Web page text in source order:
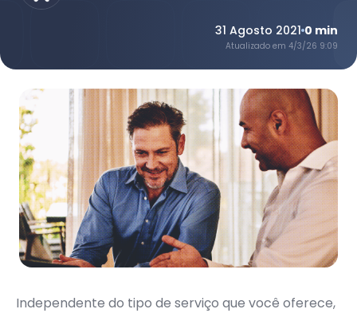
31 Agosto 2021 0 min
Atualizado em 4/3/26 9:09
Independente do tipo de serviço que você oferece,